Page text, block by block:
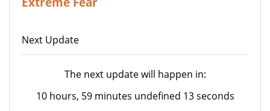
Next Update
The next update will happen in:
10 hours, 59 minutes undefined 13 seconds